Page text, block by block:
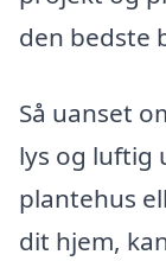
den bedste
Så uanset
lys og luftig
plantehus
dit hjem,